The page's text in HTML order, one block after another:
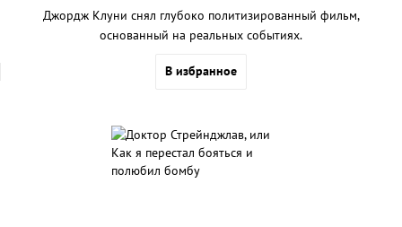
Джордж Клуни снял глубоко политизированный фильм,
основанный на реальных событиях.
В избранное